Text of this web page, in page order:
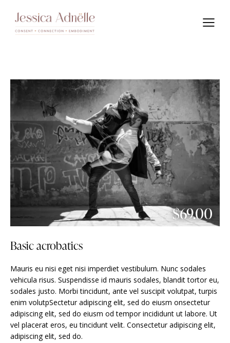
$69.00
Basic acrobatics
Mauris eu nisi eget nisi imperdiet vestibulum. Nunc sodales
vehicula risus. Suspendisse id mauris sodales, blandit tortor eu,
sodales justo. Morbi tincidunt, ante vel suscipit volutpat, turpis
enim volutpSectetur adipiscing elit, sed do eiusm onsectetur
adipiscing elit, sed do eiusm od tempor incididunt ut labore. Ut
vel placerat eros, eu tincidunt velit. Consectetur adipiscing elit,
adipiscing elit, sed do.